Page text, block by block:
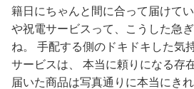
籍日にちゃんと間に合って届けて
や祝電サービスって、こうした急
ね。 手配する側のドキドキした気
サービスは、 本当に頼りになる存
届いた商品は写真通りに本当にき